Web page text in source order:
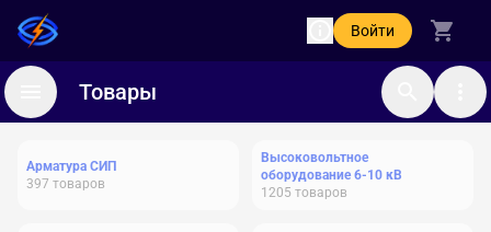
Войти
Товары
Арматура СИП
397 товаров
Высоковольтное
оборудование 6-10 кВ
1205 товаров